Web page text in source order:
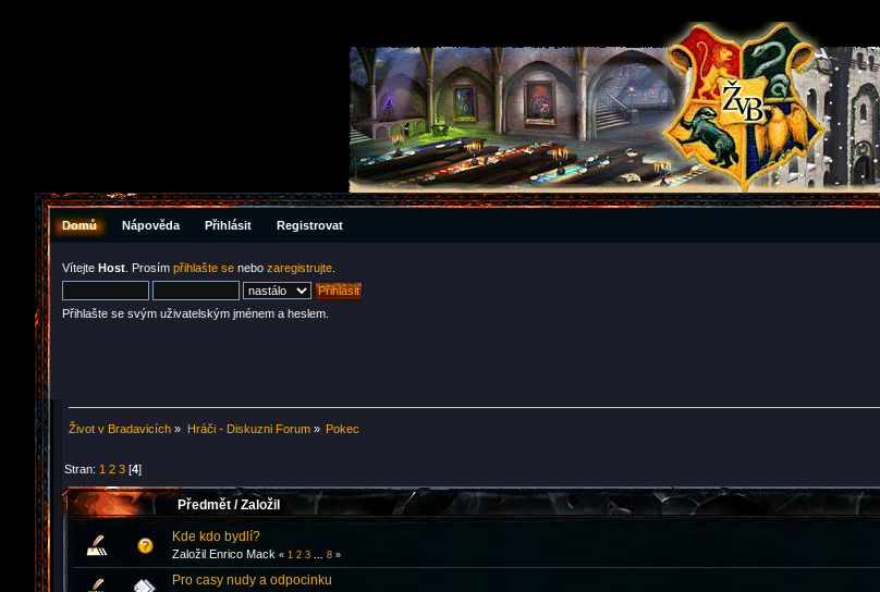
Domů Nápověda Přihlásit Registrovat
Vítejte Host . Prosím přihlašte se nebo zaregistrujte
Přihlašte se svým uživatelským jménem a heslem.
Život v Bradavicích » Hráči - Diskuzni Forum» Pokec
Stran: 1 2 3 [4]
Předmět /Založil
Kde kdo bydlí?
Založil Enrico Mack « 1 2 3 8 »
Pro casy nudy a odpocinku